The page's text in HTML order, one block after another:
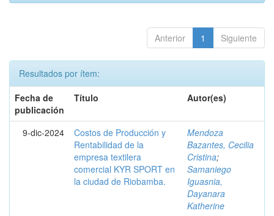
Anterior 1 Siguiente
Resultados por ítem:
Fecha de
publicación
Título Autor(es)
9-dic-2024
Costos de Producción y
Rentabilidad de la
empresa textilera
comercial KYR SPORT en
la ciudad de Riobamba.
Mendoza
Bazantes, Cecilia
Cristina;
Samaniego
Iguasnia,
Dayanara
Katherine